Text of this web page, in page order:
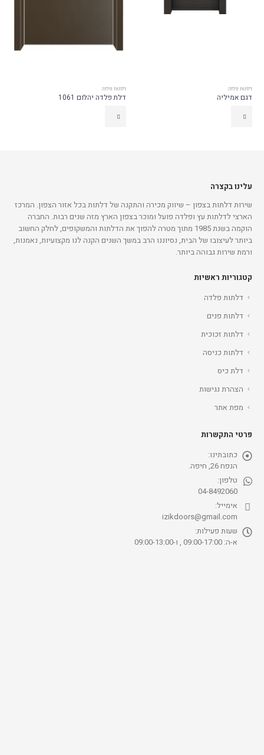
דלתות פלדה
דגם אמיליה
דלתות פלדה
דלת פלדה יהלום 1061
עלינו בקצרה
שירות דלתות בצפון – שיווק מכירה והתקנה של דלתות בכל אזור הצפון. המרכז
הארצי לדלתות עץ ופלדה פועל ומוכר בצפון הארץ מזה שנים רבות. החברה
הוקמה בשנת 1985 מתוך מטרה להפוך את הדלתות והמשקופים, לחלק החשוב
ביותר לעיצובו של הבית, נסיוננו הרב במשך השנים הקנה לנו מקצועיות, נאמנות,
ורמת שירות גבוהה ביותר.
קטגוריות ראשיות
דלתות פלדה
דלתות פנים
דלתות זכוכית
דלתות כניסה
דלת כיס
הצהרת נגישות
מפת אתר
פרטי התקשרות
כתובתינו:
הנפח 26, חיפה.
טלפון:
04-8492060
אימייל:
izikdoors@gmail.com
שעות פעילות:
א-ה: 09:00-17:00 , ו-09:00-13:00